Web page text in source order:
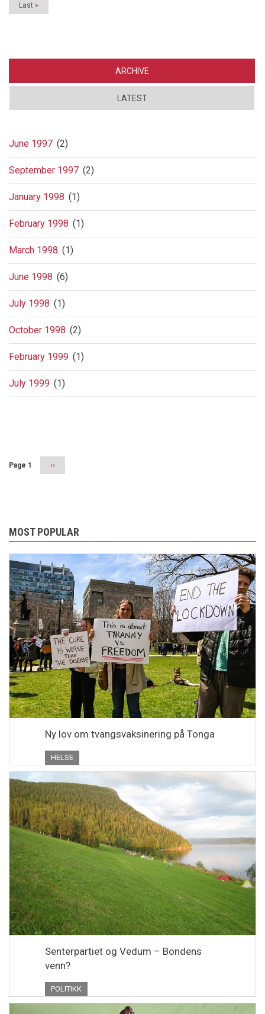
Last
page
Last »
ARCHIVE
LATEST
June 1997 (2)
September 1997 (2)
January 1998 (1)
February 1998 (1)
March 1998 (1)
June 1998 (6)
July 1998 (1)
October 1998 (2)
February 1999 (1)
July 1999 (1)
Page 1
Next
page
››
MOST POPULAR
Ny lov om tvangsvaksinering på Tonga
HELSE
Senterpartiet og Vedum – Bondens
venn?
POLITIKK